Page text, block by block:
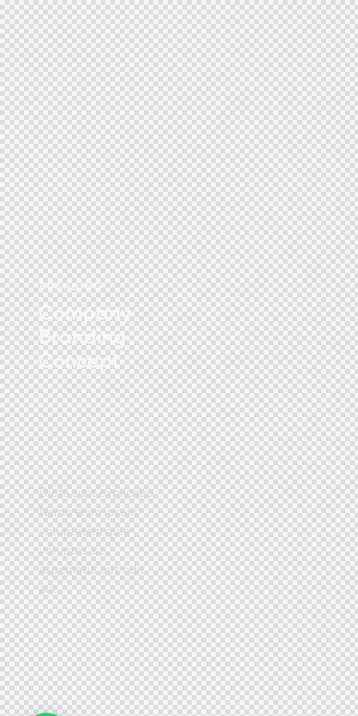
BRANDING
Company
Branding
Concept
Dicta sunt explicabo.
Nemo enim ipsam
voluptatem quia
voluptas sit
aspernatur aut odit
aut.